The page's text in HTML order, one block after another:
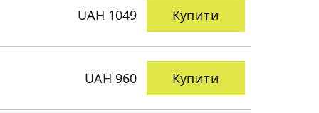
UAH 1049 Купити
UAH 960 Купити